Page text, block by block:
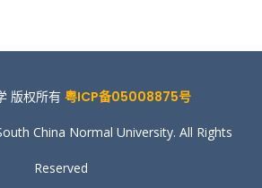
版权所有 粤ICP备05008875号
China Normal University. All Rights
Reserved